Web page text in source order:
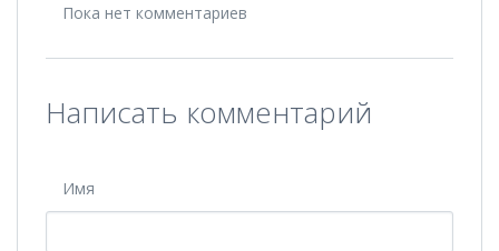
Пока нет комментариев
Написать комментарий
Имя